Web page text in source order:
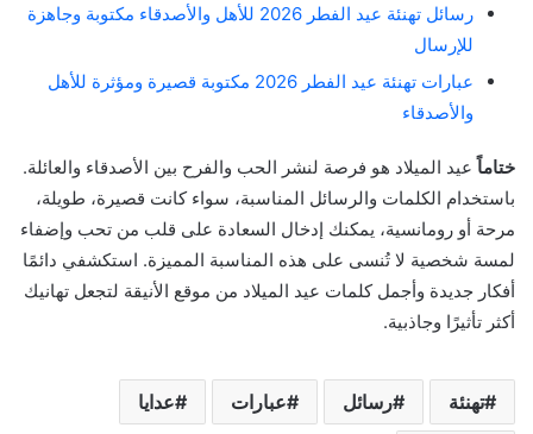
رسائل تهنئة عيد الفطر 2026 للأهل والأصدقاء مكتوبة وجاهزة
للإرسال
عبارات تهنئة عيد الفطر 2026 مكتوبة قصيرة ومؤثرة للأهل
والأصدقاء
ختاماًعيد الميلاد هو فرصة لنشر الحب والفرح بين الأصدقاء والعائلة.
باستخدام الكلمات والرسائل المناسبة، سواء كانت قصيرة، طويلة،
مرحة أو رومانسية، يمكنك إدخال السعادة على قلب من تحب وإضفاء
لمسة شخصية لا تُنسى على هذه المناسبة المميزة. استكشفي دائمًا
أفكار جديدة وأجمل كلمات عيد الميلاد من موقع الأنيقة لتجعل تهانيك
أكثر تأثيرًا وجاذبية.
تهنئة رسائل عبارات عدايا